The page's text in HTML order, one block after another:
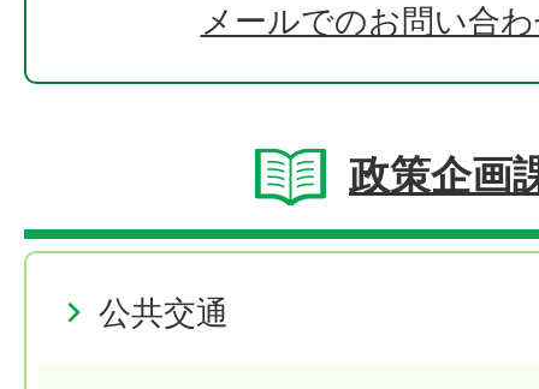
メールでのお問い合
政策企画
公共交通